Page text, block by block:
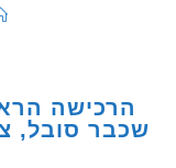
2022
סובל, צריכה